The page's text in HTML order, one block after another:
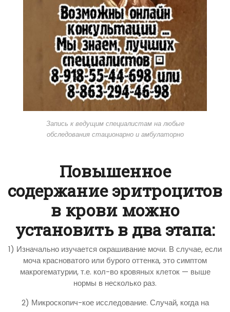
Запись к ведущим специалистам на любые
обследования стационарно и амбулаторно
Повышенное
содержание эритроцитов
в крови можно
установить в два этапа:
1) Изначально изучается окрашивание мочи. В случае, если
моча красноватого или бурого оттенка, это симптом
макрогематурии, т.е. кол-во кровяных клеток — выше
нормы в несколько раз.
2) Микроскопич-кое исследование. Случай, когда на